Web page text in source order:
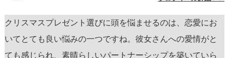
クリスマスプレゼント選びに頭を悩ませるのは、恋愛にお
いてとても良い悩みの一つですね。彼女さんへの愛情がと
ても感じられ、素晴らしいパートナーシップを築いていら